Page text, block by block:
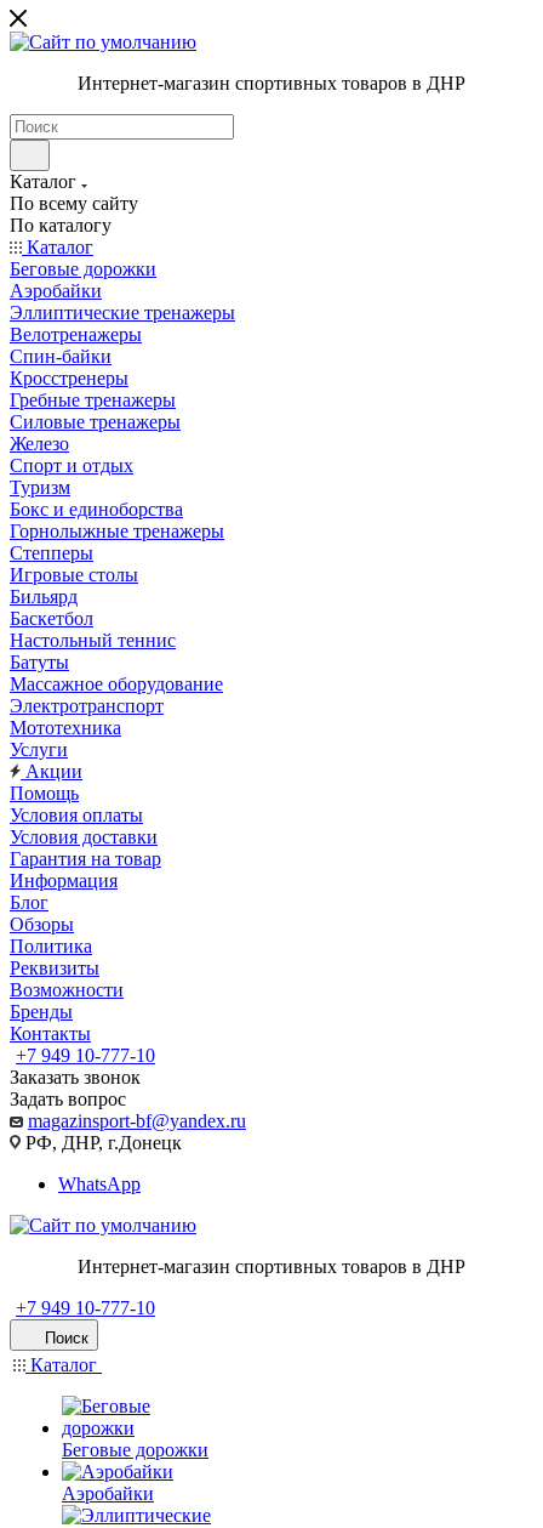
Интернет-магазин спортивных товаров в ДНР
Каталог
По всему сайту
По каталогу
Каталог
Беговые дорожки
Аэробайки
Эллиптические тренажеры
Велотренажеры
Спин-байки
Кросстренеры
Гребные тренажеры
Силовые тренажеры
Железо
Спорт и отдых
Туризм
Бокс и единоборства
Горнолыжные тренажеры
Степперы
Игровые столы
Бильярд
Баскетбол
Настольный теннис
Батуты
Массажное оборудование
Электротранспорт
Мототехника
Услуги
Акции
Помощь
Условия оплаты
Условия доставки
Гарантия на товар
Информация
Блог
Обзоры
Политика
Реквизиты
Возможности
Бренды
Контакты
+7 949 10-777-10
Заказать звонок
Задать вопрос
magazinsport-bf@yandex.ru
РФ, ДНР, г.Донецк
WhatsApp
Интернет-магазин спортивных товаров в ДНР
+7 949 10-777-10
Поиск
Каталог
Беговые дорожки
Аэробайки